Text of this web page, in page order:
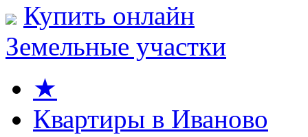
Купить онлайн
Земельные участки
★
Квартиры в Иваново